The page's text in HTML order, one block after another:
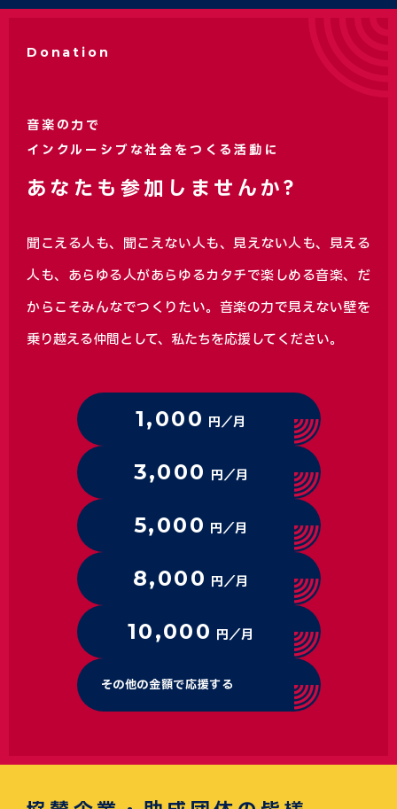
Donation
音楽の力で
インクルーシブな社会をつくる活動に
あなたも参加しませんか?
聞こえる人も、聞こえない人も、見えない人も、見える
人も、あらゆる人があらゆるカタチで楽しめる音楽、 だ
からこそみんなでつくりたい。音楽の力で見えない壁を
乗り越える仲間として、私たちを応援してください。
1,000 円／月
3,000 円／月
5,000 円／月
8,000 円／月
10,000 円／月
その他の金額で応援する